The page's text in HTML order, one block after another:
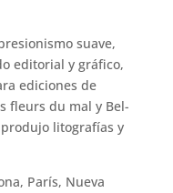
suave,
editorial y gráfico,
ediciones de
fleurs du mal y Bel-
litografías y
París, Nueva